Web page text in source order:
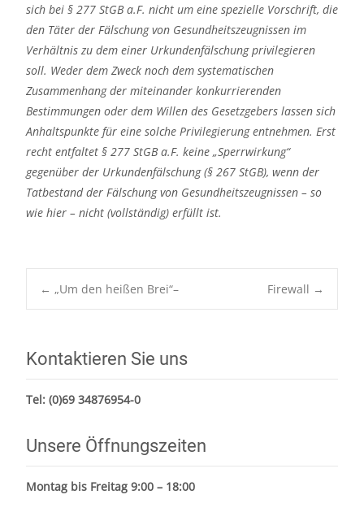
sich bei § 277 StGB a.F. nicht um eine spezielle Vorschrift, die
den Täter der Fälschung von Gesundheitszeugnissen im
Verhältnis zu dem einer Urkundenfälschung privilegieren
soll. Weder dem Zweck noch dem systematischen
Zusammenhang der miteinander konkurrierenden
Bestimmungen oder dem Willen des Gesetzgebers lassen sich
Anhaltspunkte für eine solche Privilegierung entnehmen. Erst
recht entfaltet § 277 StGB a.F. keine „Sperrwirkung“
gegenüber der Urkundenfälschung (§ 267 StGB), wenn der
Tatbestand der Fälschung von Gesundheitszeugnissen – so
wie hier – nicht (vollständig) erfüllt ist.
Post
← „Um den heißen Brei“– Firewall →
Kontaktieren Sie uns
Tel: (0)69 34876954-0
Unsere Öffnungszeiten
Montag bis Freitag 9:00 – 18:00